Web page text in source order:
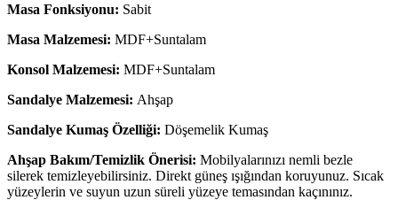
Masa Fonksiyonu: Sabit
Masa Malzemesi: MDF+Suntalam
Konsol Malzemesi: MDF+Suntalam
Sandalye Malzemesi: Ahşap
Sandalye Kumaş Özelliği: Döşemelik Kumaş
Ahşap Bakım/Temizlik Önerisi: Mobilyalarınızı nemli bezle
silerek temizleyebilirsiniz. Direkt güneş ışığından koruyunuz. Sıcak
yüzeylerin ve suyun uzun süreli yüzeye temasından kaçınınız.